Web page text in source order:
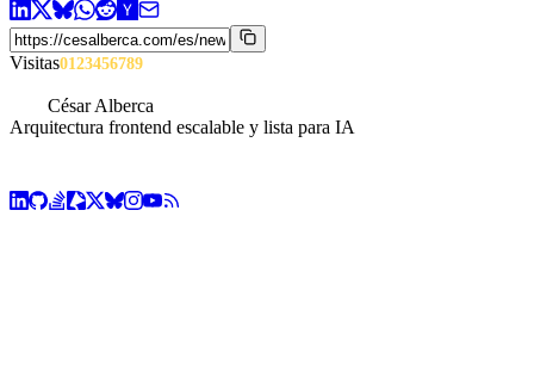
Visitas0123456789
César Alberca
Arquitectura frontend escalable y lista para IA